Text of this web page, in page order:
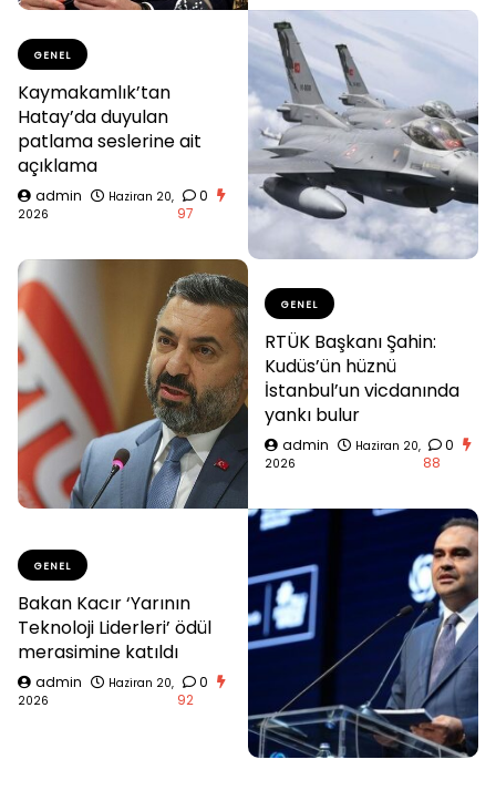
GENEL
Kaymakamlık’tan
Hatay’da duyulan
patlama seslerine ait
açıklama
admin
Haziran 20,
2026
0
97
GENEL
RTÜK Başkanı Şahin:
Kudüs’ün hüznü
İstanbul’un vicdanında
yankı bulur
admin
Haziran 20,
2026
0
88
GENEL
Bakan Kacır ‘Yarının
Teknoloji Liderleri’ ödül
merasimine katıldı
admin
Haziran 20,
2026
0
92